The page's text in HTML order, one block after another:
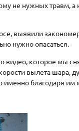
не нужных травм, а
выявили
нужно опасаться.
видео, которое мы
вылета шара,
именно благодаря